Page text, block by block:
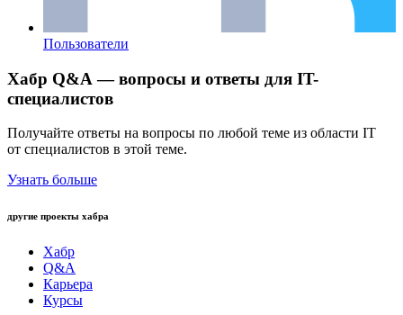
Пользователи
Хабр Q&A — вопросы и ответы для IT-
специалистов
Получайте ответы на вопросы по любой теме из области IT
от специалистов в этой теме.
Узнать больше
другие проекты хабра
Хабр
Q&A
Карьера
Курсы